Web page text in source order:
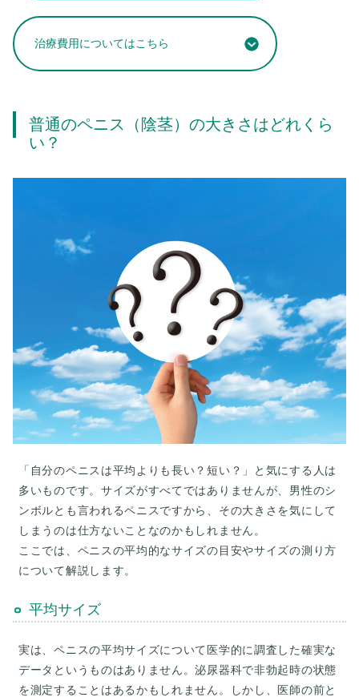
治療費用についてはこちら
普通のペニス（陰茎）の大きさはどれくら
い？
「自分のペニスは平均よりも長い？短い？」と気にする人は
多いものです。サイズがすべてではありませんが、男性のシ
ンボルとも言われるペニスですから、その大きさを気にして
しまうのは仕方ないことなのかもしれません。
ここでは、ペニスの平均的なサイズの目安やサイズの測り方
平均サイズ
実は、ペニスの平均サイズについて医学的に調査した確実な
データというものはありません。泌尿器科で非勃起時の状態
を測定することはあるかもしれません。しかし、医師の前と